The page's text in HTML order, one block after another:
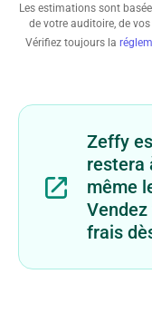
Les estimations sont
de votre auditoire, de
Vérifiez toujours la
Zeffy
restera
même
frais